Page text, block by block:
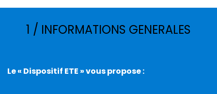
1 / INFORMATIONS GENERALES
Le « Dispositif ETE » vous propose :